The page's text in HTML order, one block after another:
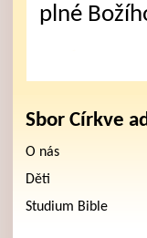
plné
Sbor Církve
O nás
Děti
Studium Bible